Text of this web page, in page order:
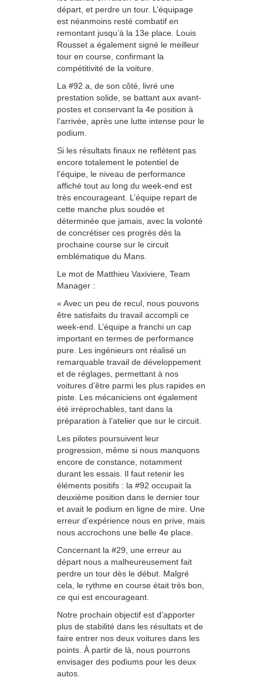
départ, et perdre un tour. L’équipage
est néanmoins resté combatif en
remontant jusqu’à la 13e place. Louis
Rousset a également signé le meilleur
tour en course, confirmant la
compétitivité de la voiture.
La #92 a, de son côté, livré une
prestation solide, se battant aux avant-
postes et conservant la 4e position à
l’arrivée, après une lutte intense pour le
podium.
Si les résultats finaux ne reflètent pas
encore totalement le potentiel de
l’équipe, le niveau de performance
affiché tout au long du week-end est
très encourageant. L’équipe repart de
cette manche plus soudée et
déterminée que jamais, avec la volonté
de concrétiser ces progrès dès la
prochaine course sur le circuit
emblématique du Mans.
Le mot de Matthieu Vaxiviere, Team
Manager :
« Avec un peu de recul, nous pouvons
être satisfaits du travail accompli ce
week-end. L’équipe a franchi un cap
important en termes de performance
pure. Les ingénieurs ont réalisé un
remarquable travail de développement
et de réglages, permettant à nos
voitures d’être parmi les plus rapides en
piste. Les mécaniciens ont également
été irréprochables, tant dans la
préparation à l’atelier que sur le circuit.
Les pilotes poursuivent leur
progression, même si nous manquons
encore de constance, notamment
durant les essais. Il faut retenir les
éléments positifs : la #92 occupait la
deuxième position dans le dernier tour
et avait le podium en ligne de mire. Une
erreur d’expérience nous en prive, mais
nous accrochons une belle 4e place.
Concernant la #29, une erreur au
départ nous a malheureusement fait
perdre un tour dès le début. Malgré
cela, le rythme en course était très bon,
ce qui est encourageant.
Notre prochain objectif est d’apporter
plus de stabilité dans les résultats et de
faire entrer nos deux voitures dans les
points. À partir de là, nous pourrons
envisager des podiums pour les deux
autos.